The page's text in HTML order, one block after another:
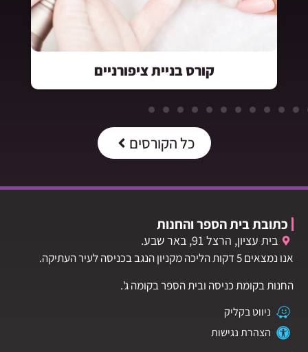
קורס בניית ציפורניים
כל הקורסים
כתובת בית הספר והחנות
בית עציון, הרצל 91, באר שבע.
אנו נמצאים 5 דקות הליכה מקניון הנגב בכניסה לעיר העתיקה.
החנות בקומת כניסה ובית הספר בקומה ג'.
ניווט בקליק
הצהרת נגישות